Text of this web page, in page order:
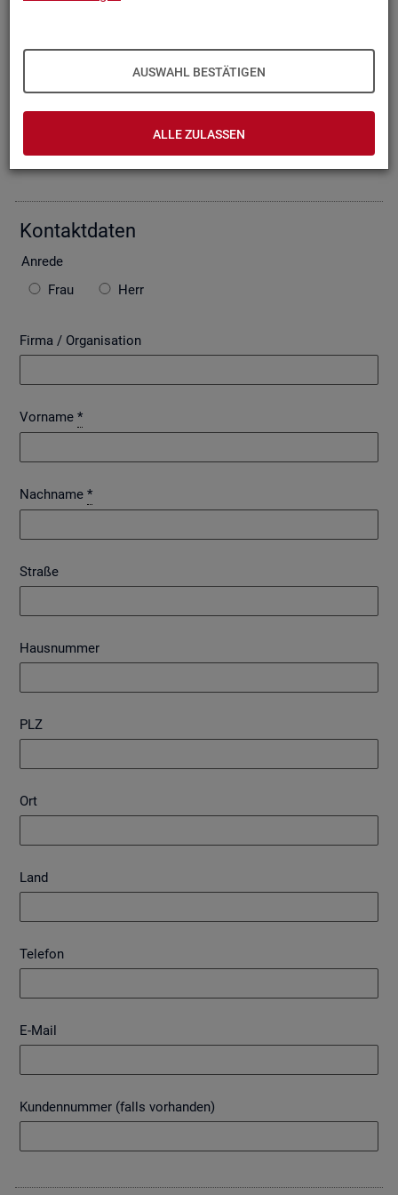
AUSWAHL BESTÄTIGEN
ALLE ZULASSEN
ten wir Ihre An­fra­ge per E-Mail, so­fern Sie damit ein­ver­stan­
den sind. Bitte be­ach­ten Sie auch die unten ste­hen­den Hin­
wei­se zu ggf. ent­ste­hen­den Kos­ten.
Die mit * ge­kenn­zeich­ne­ten Fel­der sind Pflicht­fel­der.
Kon­takt­da­ten
An­re­de
Frau
Herr
Firma / Organisation
Vorname *
Nachname *
Straße
Hausnummer
PLZ
Ort
Land
Telefon
E-Mail
Kundennummer (falls vorhanden)